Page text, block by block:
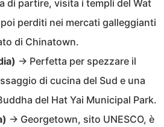
di partire, visita i templi del Wat
perditi nei mercati galleggianti
di Chinatown.
→ Perfetta per spezzare il
di cucina del Sud e una
del Hat Yai Municipal Park.
→ Georgetown, sito UNESCO, è